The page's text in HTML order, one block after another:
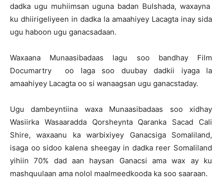
dadka ugu muhiimsan uguna badan Bulshada, waxayna
ku dhiirigeliyeen in dadka la amaahiyey Lacagta inay sida
ugu haboon ugu ganacsadaan.
Waxaana Munaasibadaas lagu soo bandhay Film
Documartry oo laga soo duubay dadkii iyaga la
amaahiyey Lacagta oo si wanaagsan ugu ganacstaday.
Ugu dambeyntiina waxa Munaasibadaas soo xidhay
Wasiirka Wasaaradda Qorsheynta Qaranka Sacad Cali
Shire, waxaanu ka warbixiyey Ganacsiga Somaliland,
isaga oo sidoo kalena sheegay in dadka reer Somaliland
yihiin 70% dad aan haysan Ganacsi ama wax ay ku
mashquulaan ama nolol maalmeedkooda ka soo saaraan.